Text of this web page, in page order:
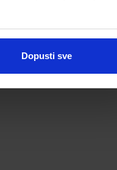
Dopusti sve